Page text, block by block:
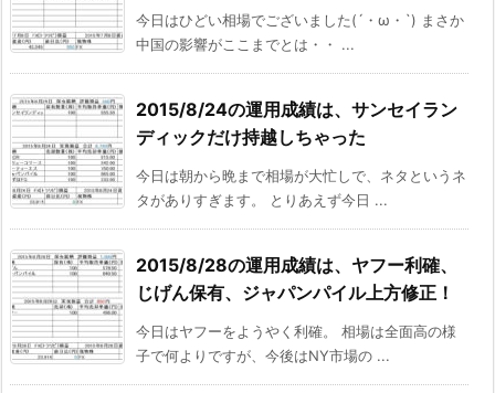
今日はひどい相場でございました(´・ω・`) まさか
中国の影響がここまでとは・・ ...
2015/8/24の運用成績は、サンセイラン
ディックだけ持越しちゃった
今日は朝から晩まで相場が大忙しで、ネタというネ
タがありすぎます。 とりあえず今日 ...
2015/8/28の運用成績は、ヤフー利確、
じげん保有、ジャパンパイル上方修正！
今日はヤフーをようやく利確。 相場は全面高の様
子で何よりですが、今後はNY市場の ...